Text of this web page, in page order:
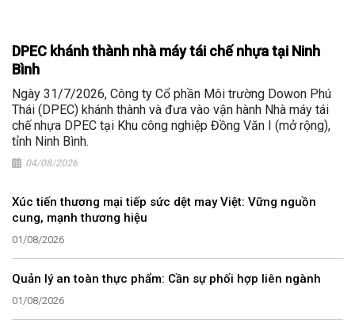
DPEC khánh thành nhà máy tái chế nhựa tại Ninh
Bình
Ngày 31/7/2026, Công ty Cổ phần Môi trường Dowon Phú
Thái (DPEC) khánh thành và đưa vào vận hành Nhà máy tái
chế nhựa DPEC tại Khu công nghiệp Đồng Văn I (mở rộng),
tỉnh Ninh Bình.
04/08/2026
Xúc tiến thương mại tiếp sức dệt may Việt: Vững nguồn
cung, mạnh thương hiệu
01/08/2026
Quản lý an toàn thực phẩm: Cần sự phối hợp liên ngành
01/08/2026